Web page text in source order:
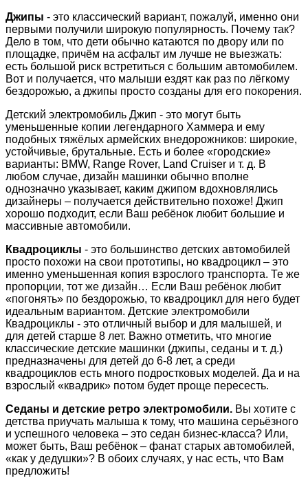
Джипы - это классический вариант, пожалуй, именно они
первыми получили широкую популярность. Почему так?
Дело в том, что дети обычно катаются по двору или по
площадке, причём на асфальт им лучше не выезжать:
есть большой риск встретиться с большим автомобилем.
Вот и получается, что малыши ездят как раз по лёгкому
бездорожью, а джипы просто созданы для его покорения.
Детский электромобиль Джип - это могут быть
уменьшенные копии легендарного Хаммера и ему
подобных тяжёлых армейских внедорожников: широкие,
устойчивые, брутальные. Есть и более «городские»
варианты: BMW, Range Rover, Land Cruiser и т. д. В
любом случае, дизайн машинки обычно вполне
однозначно указывает, каким джипом вдохновлялись
дизайнеры – получается действительно похоже! Джип
хорошо подходит, если Ваш ребёнок любит большие и
массивные автомобили.
Квадроциклы - это большинство детских автомобилей
просто похожи на свои прототипы, но квадроцикл – это
именно уменьшенная копия взрослого транспорта. Те же
пропорции, тот же дизайн… Если Ваш ребёнок любит
«погонять» по бездорожью, то квадроцикл для него будет
идеальным вариантом. Детские электромобили
Квадроциклы - это отличный выбор и для малышей, и
для детей старше 8 лет. Важно отметить, что многие
классические детские машинки (джипы, седаны и т. д.)
предназначены для детей до 6-8 лет, а среди
квадроциклов есть много подростковых моделей. Да и на
взрослый «квадрик» потом будет проще пересесть.
Седаны и детские ретро электромобили. Вы хотите с
детства приучать малыша к тому, что машина серьёзного
и успешного человека – это седан бизнес-класса? Или,
может быть, Ваш ребёнок – фанат старых автомобилей,
«как у дедушки»? В обоих случаях, у нас есть, что Вам
предложить!